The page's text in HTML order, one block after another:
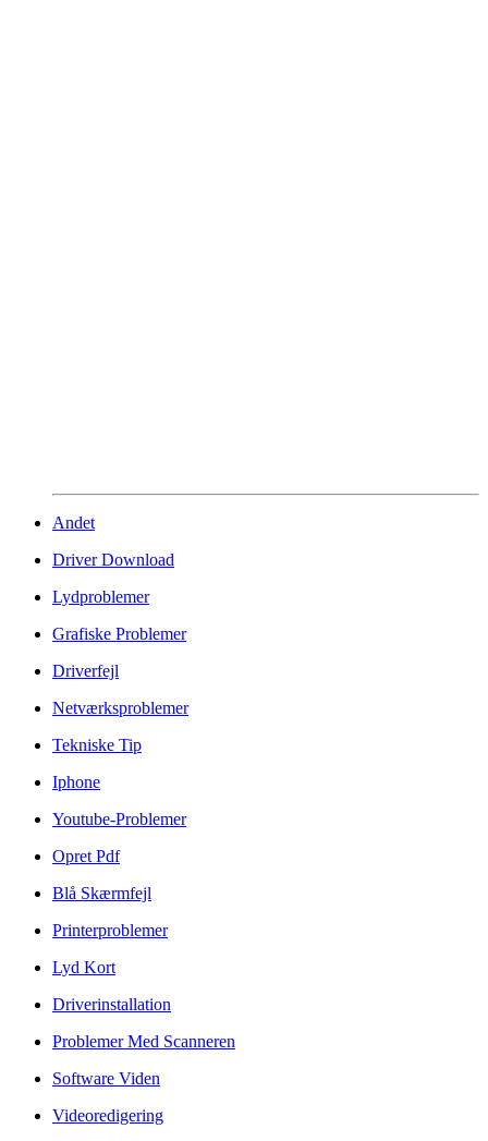
Andet
Driver Download
Lydproblemer
Grafiske Problemer
Driverfejl
Netværksproblemer
Tekniske Tip
Iphone
Youtube-Problemer
Opret Pdf
Blå Skærmfejl
Printerproblemer
Lyd Kort
Driverinstallation
Problemer Med Scanneren
Software Viden
Videoredigering